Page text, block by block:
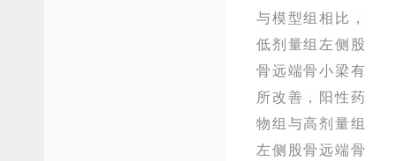
与模型组相比，
低剂量组左侧股
骨远端骨小梁有
所改善，阳性药
物组与高剂量组
左侧股骨远端骨